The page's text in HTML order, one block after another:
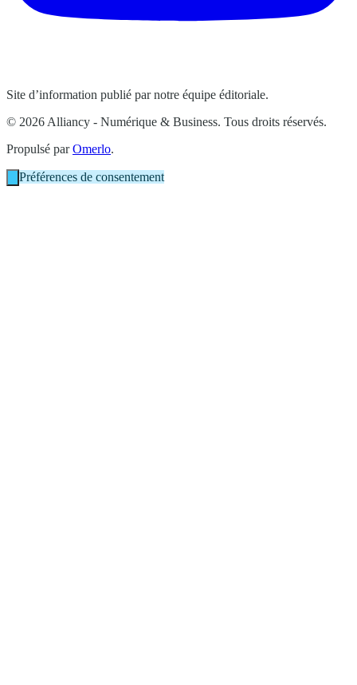
Site d’information publié par notre équipe éditoriale.
© 2026 Alliancy - Numérique & Business. Tous droits réservés.
Propulsé parOmerlo.
Préférences de consentement